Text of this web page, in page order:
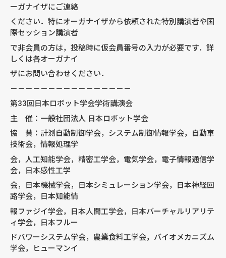
ーガナイザにご連絡
ください．特にオーガナイザから依頼された特別講演者や国
際セッション講演者
で非会員の方は，投稿時に仮会員番号の入力が必要です．詳
しくは各オーガナイ
ザにお問い合わせください．
－－－－－－－－－－－－－－－－
第33回日本ロボット学会学術講演会
主 催：一般社団法人 日本ロボット学会
協 賛：計測自動制御学会，システム制御情報学会，自動車
技術会，情報処理学
会，人工知能学会，精密工学会，電気学会，電子情報通信学
会，日本感性工学
会，日本機械学会，日本シミュレーション学会，日本神経回
路学会，日本知能情
報ファジイ学会，日本人間工学会，日本バーチャルリアリテ
ィ学会，日本フルー
ドパワーシステム学会，農業食料工学会，バイオメカニズム
学会，ヒューマンイ